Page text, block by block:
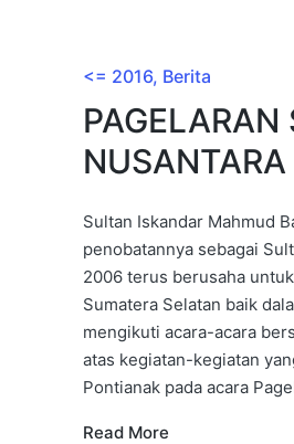
<= 2016 Berita
PAGELARAN
Sultan Iskandar Mahmud
penobatannya sebagai
2006 terus berusaha
Sumatera Selatan baik
mengikuti acara-acara
atas kegiatan-kegiatan
Pontianak pada acara
Read More